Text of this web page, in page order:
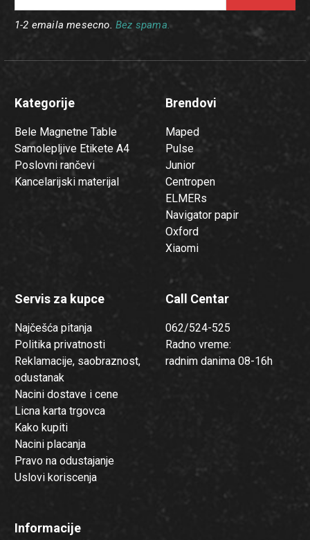
1-2 emaila mesecno. Bez spama.
Kategorije
Bele Magnetne Table
Samolepljive Etikete A4
Poslovni rančevi
Kancelarijski materijal
Brendovi
Maped
Pulse
Junior
Centropen
ELMERs
Navigator papir
Oxford
Xiaomi
Servis za kupce
Najčešća pitanja
Politika privatnosti
Reklamacije, saobraznost,
odustanak
Nacini dostave i cene
Licna karta trgovca
Kako kupiti
Nacini placanja
Pravo na odustajanje
Uslovi koriscenja
Call Centar
062/524-525
Radno vreme:
radnim danima 08-16h
Informacije